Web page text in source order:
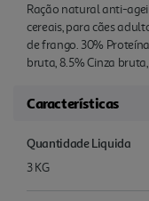
Ração natural anti-
cereais, para cães
de frango. 30%
bruta, 8.5% Cinza
Características
Quantidade Liquida
3 KG